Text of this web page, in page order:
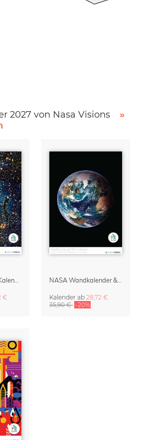
2027 von Nasa Visions
»
€
Kalender ab 28,72 €
35,90 € -20%